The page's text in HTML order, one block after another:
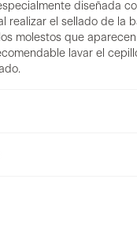
diseñada
realizar el sellado de la
molestos que
lavar el